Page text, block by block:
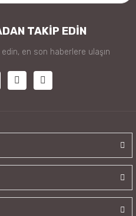
TAKİP EDİN
en son haberlere ulaşın